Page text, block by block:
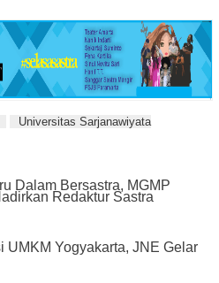
Universitas Sarjanawiyata
Dalam Bersastra, MGMP
Redaktur Sastra
UMKM Yogyakarta, JNE Gelar